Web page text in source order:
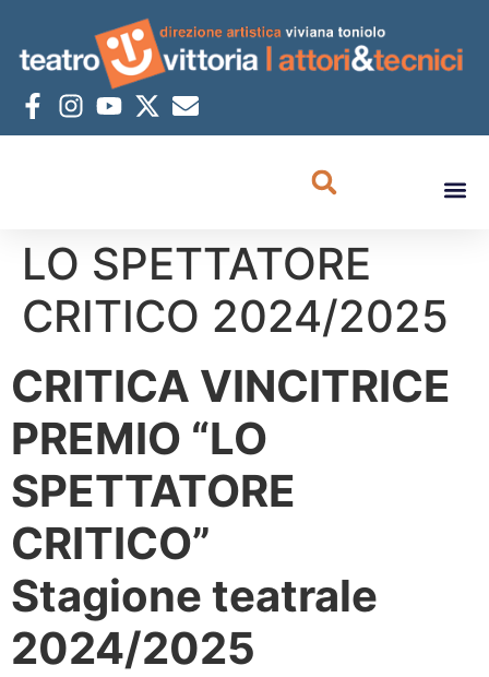
LO SPETTATORE
CRITICO 2024/2025
CRITICA VINCITRICE
PREMIO “LO
SPETTATORE
CRITICO”
Stagione teatrale
2024/2025